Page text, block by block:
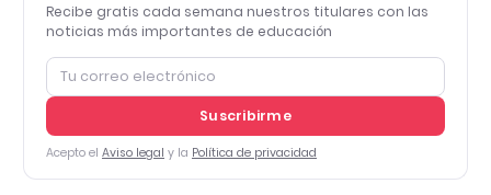
Recibe gratis cada semana nuestros titulares con las
noticias más importantes de educación
Suscribirme
Acepto el Aviso legal y la Política de privacidad